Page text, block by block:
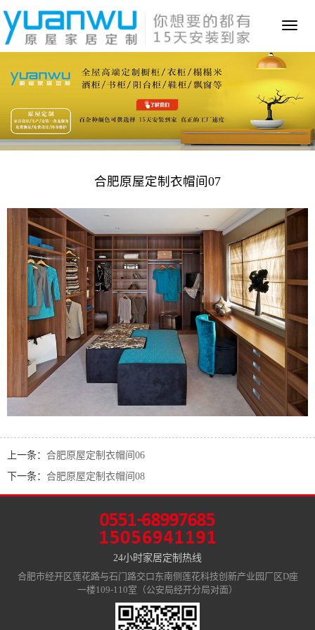
Toggle
合肥原屋定制衣帽间07
上一条： 合肥原屋定制衣帽间06
下一条： 合肥原屋定制衣帽间08
24小时家居定制热线
合肥市经开区莲花路与石门路交口东南侧莲花科技创新产业园厂区D座
一楼109-110室（公安局经开分局对面）